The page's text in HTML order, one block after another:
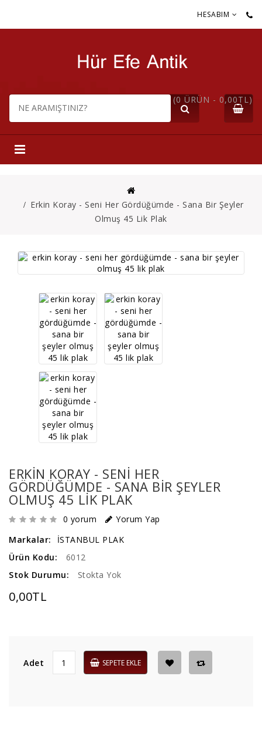
HESABIM
(0 ÜRÜN - 0,00TL)
Erkin Koray - Seni Her Gördüğümde - Sana Bir Şeyler
Olmuş 45 Lik Plak
ERKIN KORAY - SENI HER
GÖRDÜĞÜMDE - SANA BIR ŞEYLER
OLMUŞ 45 LIK PLAK
0 yorum
Yorum Yap
Markalar:
İSTANBUL PLAK
Ürün Kodu:
6012
Stok Durumu:
Stokta Yok
0,00TL
Adet SEPETE EKLE